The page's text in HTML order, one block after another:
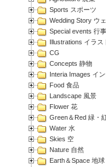
Sports スポーツ
Wedding Story ウ
Special events 行事
Illustrations イラス
CG
Concepts 静物
Interia Images イ
Food 食品
Landscape 風景
Flower 花
Green＆Red 緑・
Water 水
Skies 空
Nature 自然
Earth＆Space 地